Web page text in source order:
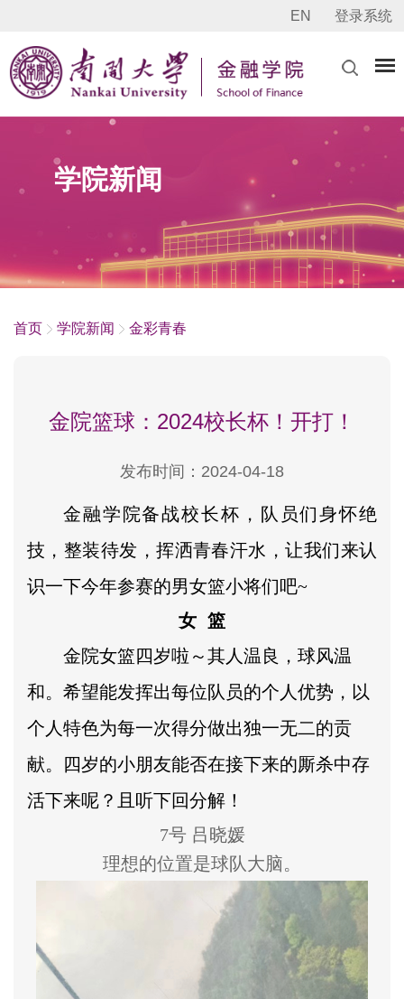
EN 登录系统
学院新闻
首页 学院新闻 金彩青春
金院篮球：2024校长杯！开打！
发布时间：2024-04-18
金融学院备战校长杯，队员们身怀绝
技，整装待发，挥洒青春汗水，让我们来认
识一下今年参赛的男女篮小将们吧~
女 篮
金院女篮四岁啦～其人温良，球风温
和。希望能发挥出每位队员的个人优势，以
个人特色为每一次得分做出独一无二的贡
献。四岁的小朋友能否在接下来的厮杀中存
活下来呢？且听下回分解！
7号 吕晓媛
理想的位置是球队大脑。